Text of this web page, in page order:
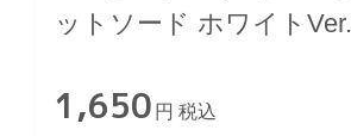
ットソード ホワイトVer.
1,650 円 税込